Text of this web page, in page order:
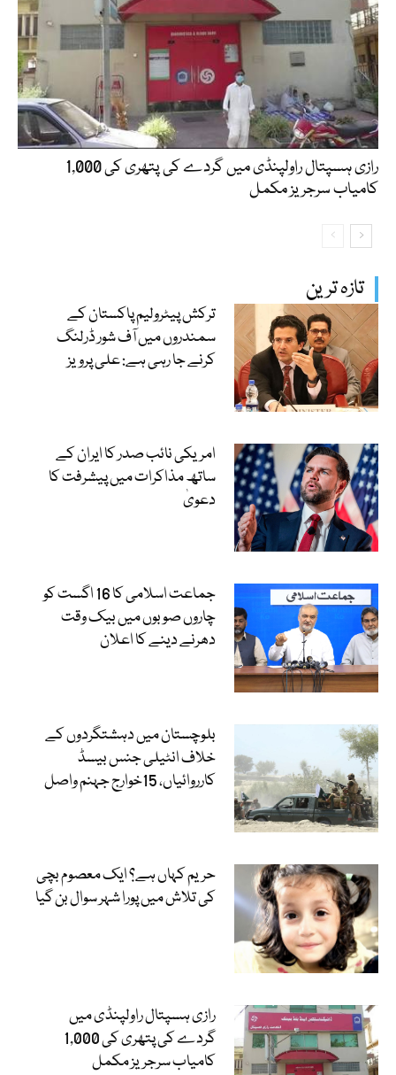
تازہ ترین
ترکش پیٹرولیم پاکستان کے
سمندروں میں آف شور ڈرلنگ
کرنے جا رہی ہے: علی پرویز
امریکی نائب صدر کا ایران کے
ساتھ مذاکرات میں پیشرفت کا
دعویٰ
جماعت اسلامی کا 16 اگست کو
چاروں صوبوں میں بیک وقت
دھرنے دینے کا اعلان
بلوچستان میں دہشتگردوں کے
خلاف انٹیلی جنس بیسڈ
کارروائیاں، 15خوارج جہنم واصل
حریم کہاں ہے؟ ایک معصوم بچی
کی تلاش میں پورا شہر سوال بن گیا
رازی ہسپتال راولپنڈی میں
گردے کی پتھری کی 1,000
کامیاب سرجریز مکمل
رازی ہسپتال راولپنڈی میں گردے کی پتھری کی 1,000
کامیاب سرجریز مکمل